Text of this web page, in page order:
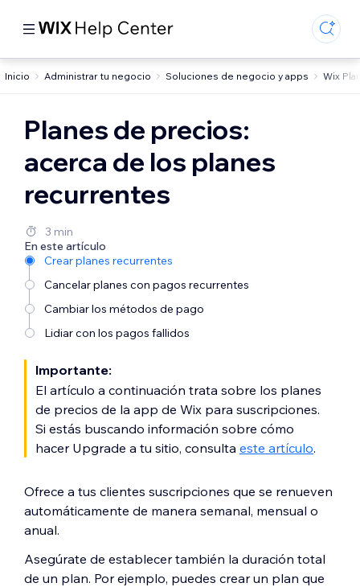
Inicio Administrar tu negocio Soluciones de negocio y apps Wix
Planes de precios:
acerca de los planes
recurrentes
3 min
En este artículo
Crear planes recurrentes
Cancelar planes con pagos recurrentes
Cambiar los métodos de pago
Lidiar con los pagos fallidos
Importante:
El artículo a continuación trata sobre los planes
de precios de la app de Wix para suscripciones.
Si estás buscando información sobre cómo
hacer Upgrade a tu sitio, consulta este artículo.
Ofrece a tus clientes suscripciones que se renueven
automáticamente de manera semanal, mensual o
anual.
Asegúrate de establecer también la duración total
de un plan. Por ejemplo, puedes crear un plan que